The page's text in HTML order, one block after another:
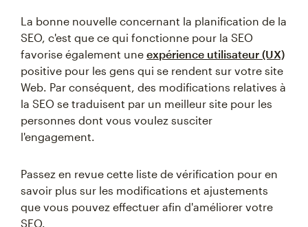
La bonne nouvelle concernant la planification de la
SEO, c'est que ce qui fonctionne pour la SEO
favorise également une expérience utilisateur (UX)
positive pour les gens qui se rendent sur votre site
Web. Par conséquent, des modifications relatives à
la SEO se traduisent par un meilleur site pour les
personnes dont vous voulez susciter
l'engagement.
Passez en revue cette liste de vérification pour en
savoir plus sur les modifications et ajustements
que vous pouvez effectuer afin d'améliorer votre
SEO.